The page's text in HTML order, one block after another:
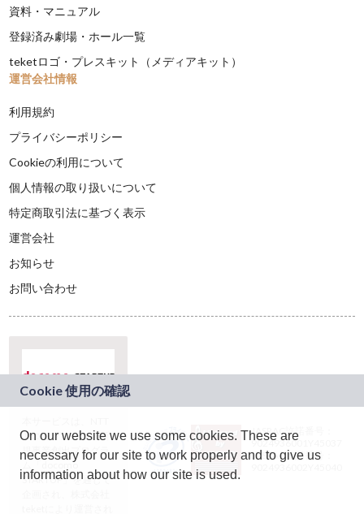
資料・マニュアル
登録済み劇場・ホール一覧
teketロゴ・プレスキット（メディアキット）
運営会社情報
利用規約
プライバシーポリシー
Cookieの利用について
個人情報の取り扱いについて
特定商取引法に基づく表示
運営会社
お知らせ
お問い合わせ
ドコモグループの新
規事業創出プログラ
ム「docomo
STARTUP」を通じて
JASRAC許諾番号：
9024936001Y45037
JASRAC許諾番号：
On our website we use some cookies. These are
necessary for our site to work properly and to give us
information about how our site is used.